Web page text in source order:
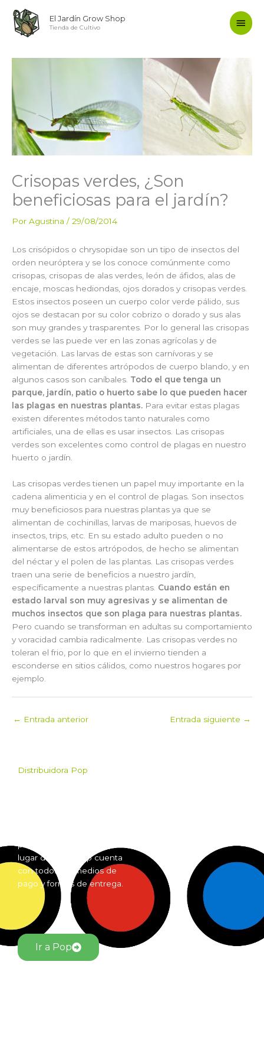
contenido
El Jardín Grow Shop
Tienda de Cultivo
Crisopas verdes, ¿Son
beneficiosas para el jardín?
Por Agustina / 29/08/2014
Los crisópidos o chrysopidae son un tipo de insectos del
orden neuróptera y se los conoce comúnmente como
crisopas, crisopas de alas verdes, león de áfidos, alas de
encaje, moscas hediondas, ojos dorados y crisopas verdes.
Estos insectos poseen un cuerpo color verde pálido, sus
ojos se destacan por su color cobrizo o dorado y sus alas
son muy grandes y trasparentes. Por lo general las crisopas
verdes se las puede ver en las zonas agrícolas y de
vegetación. Las larvas de estas son carnívoras y se
alimentan de diferentes artrópodos de cuerpo blando, y en
algunos casos son caníbales. Todo el que tenga un
parque, jardín, patio o huerto sabe lo que pueden hacer
las plagas en nuestras plantas. Para evitar estas plagas
existen diferentes métodos tanto naturales como
artificiales, una de ellas es usar insectos. Las crisopas
verdes son excelentes como control de plagas en nuestro
huerto o jardín.
Las crisopas verdes tienen un papel muy importante en la
cadena alimenticia y en el control de plagas. Son insectos
muy beneficiosos para nuestras plantas ya que se
alimentan de cochinillas, larvas de mariposas, huevos de
insectos, trips, etc. En su estado adulto pueden o no
alimentarse de estos artrópodos, de hecho se alimentan
del néctar y el polen de las plantas. Las crisopas verdes
traen una serie de beneficios a nuestro jardín,
específicamente a nuestras plantas. Cuando están en
estado larval son muy agresivas y se alimentan de
muchos insectos que son plaga para nuestras plantas.
Pero cuando se transforman en adultas su comportamiento
y voracidad cambia radicalmente. Las crisopas verdes no
toleran el frio, por lo que en el invierno tienden a
esconderse en sitios cálidos, como nuestros hogares por
ejemplo.
← Entrada anterior Entrada siguiente →
Distribuidora Pop
por mayor desde cualquier
lugar del país. Pop cuenta
con todos los medios de
pago y formas de entrega.
Ir a Pop